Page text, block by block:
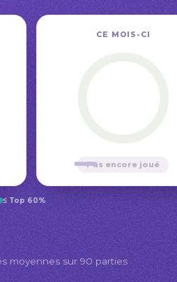
CE MOIS-CI
—Pas encore joué
≤ Top 60%
moyennes sur 90 parties